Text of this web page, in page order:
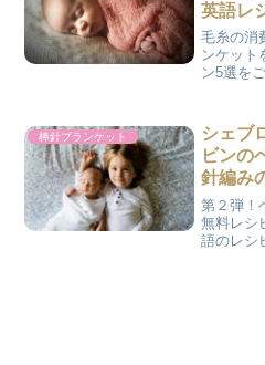
英語レ
毛糸の消
ンケット
ン5選を
棒針ブランケット
シェブ
ビンの
針編み
第２弾！
無料レシ
語のレシ